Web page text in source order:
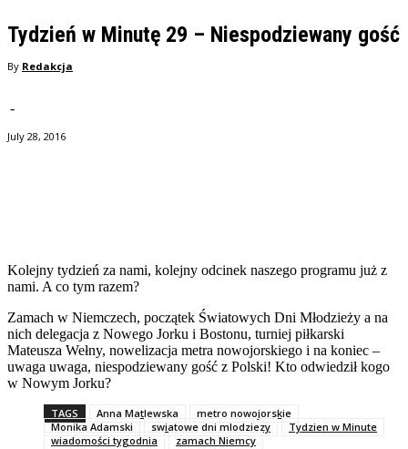
Tydzień w Minutę 29 – Niespodziewany gość
By Redakcja
-
July 28, 2016
Kolejny tydzień za nami, kolejny odcinek naszego programu już z
nami. A co tym razem?
Zamach w Niemczech, początek Światowych Dni Młodzieży a na
nich delegacja z Nowego Jorku i Bostonu, turniej piłkarski
Mateusza Wełny, nowelizacja metra nowojorskiego i na koniec –
uwaga uwaga, niespodziewany gość z Polski! Kto odwiedził kogo
w Nowym Jorku?
TAGS Anna Matlewska
metro nowojorskie
Monika Adamski
swiatowe dni mlodziezy
Tydzien w Minute
wiadomości tygodnia
zamach Niemcy